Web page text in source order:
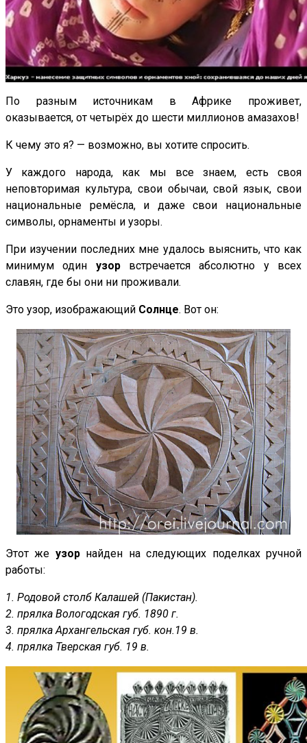
По разным источникам в Африке проживет,
оказывается, от четырёх до шести миллионов амазахов!
К чему это я? — возможно, вы хотите спросить.
У каждого народа, как мы все знаем, есть своя
неповторимая культура, свои обычаи, свой язык, свои
национальные ремёсла, и даже свои национальные
символы, орнаменты и узоры.
При изучении последних мне удалось выяснить, что как
минимум один узорвстречается абсолютно у всех
славян, где бы они ни проживали.
Это узор, изображающий Солнце. Вот он:
Этот же узорнайден на следующих поделках ручной
работы:
1. Родовой столб Калашей (Пакистан).
2. прялка Вологодская губ. 1890 г.
3. прялка Архангельская губ. кон.19 в.
4. прялка Тверская губ. 19 в.